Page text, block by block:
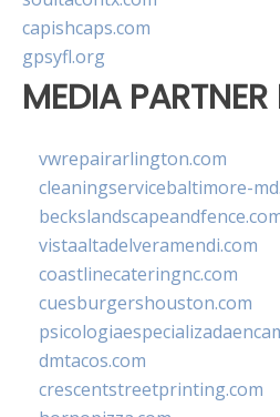
capishcaps.com
gpsyfl.org
MEDIA PARTNER
vwrepairarlington.com
cleaningservicebaltimore-
vistaaltadelveramendi.com
coastlinecateringnc.com
cuesburgershouston.com
dmtacos.com
crescentstreetprinting.com